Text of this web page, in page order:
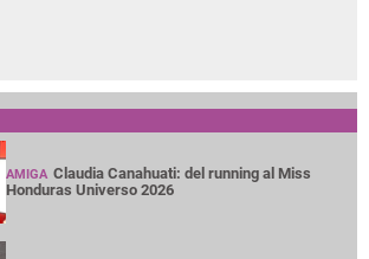
AMIGA Claudia Canahuati: del running al Miss
Honduras Universo 2026